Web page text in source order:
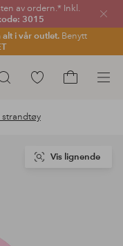
av ordern.* Inkl.
3015
i vår outlet. Benytt
Lukk
Gå
produkter
strandtøy
Vis lignende